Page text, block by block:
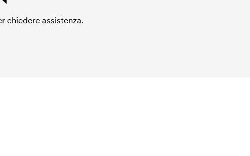
chiedere assistenza.